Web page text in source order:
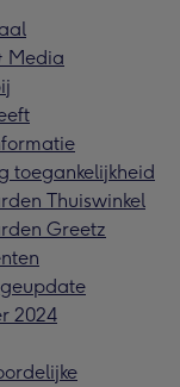
Media
toegankelijkheid
Thuiswinkel
Greetz
2024